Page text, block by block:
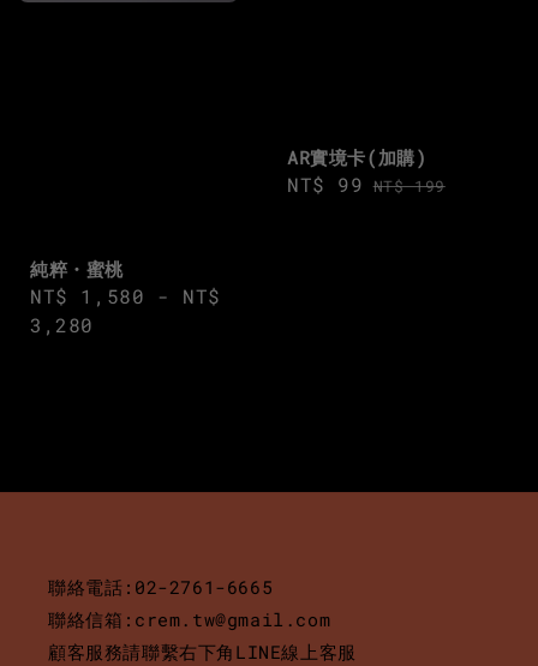
純粹・蜜桃
Regular
price
NT$ 1,580 - NT$
3,280
AR實境卡(加購)
Sale
NT$ 99 Regular
NT$ 199
聯絡電話:02-2761-6665
聯絡信箱:crem.tw@gmail.com
顧客服務請聯繫右下角LINE線上客服